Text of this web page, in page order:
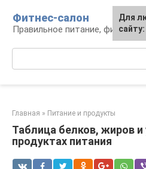
контенту
Фитнес-салон
Правильное питание, фитнес,
Главная » Питание и продукты
Таблица белков, жиров и
продуктах питания
Для